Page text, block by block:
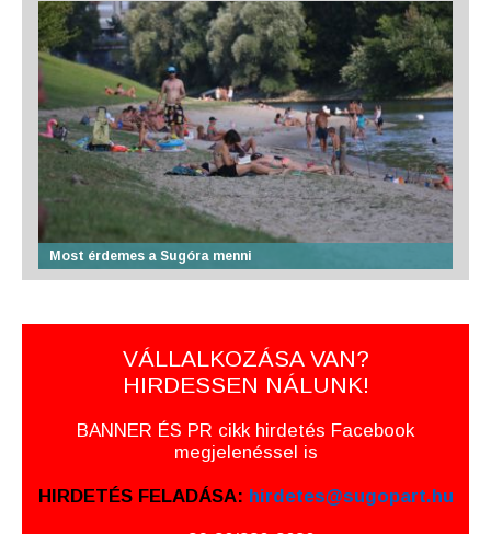
Most érdemes a Sugóra menni
VÁLLALKOZÁSA VAN?
HIRDESSEN NÁLUNK!
BANNER ÉS PR cikk hirdetés Facebook
megjelenéssel is
HIRDETÉS FELADÁSA: hirdetes@sugopart.hu